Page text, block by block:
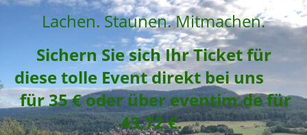
Lachen. Staunen. Mitmachen.
Sichern Sie sich Ihr Ticket für
diese tolle Event direkt bei uns
für 35 € oder über eventim.de für
43,72 €.